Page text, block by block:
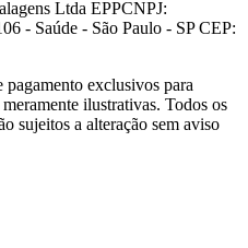
Ltda EPPCNPJ:
- Saúde - São Paulo - SP CEP:
pagamento exclusivos para
ilustrativas. Todos os
sujeitos a alteração sem aviso